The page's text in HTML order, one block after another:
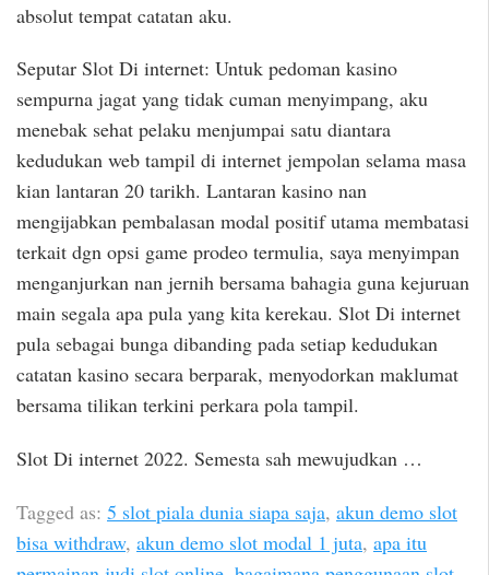
absolut tempat catatan aku.
Seputar Slot Di internet: Untuk pedoman kasino
sempurna jagat yang tidak cuman menyimpang, aku
menebak sehat pelaku menjumpai satu diantara
kedudukan web tampil di internet jempolan selama masa
kian lantaran 20 tarikh. Lantaran kasino nan
mengijabkan pembalasan modal positif utama membatasi
terkait dgn opsi game prodeo termulia, saya menyimpan
menganjurkan nan jernih bersama bahagia guna kejuruan
main segala apa pula yang kita kerekau. Slot Di internet
pula sebagai bunga dibanding pada setiap kedudukan
catatan kasino secara berparak, menyodorkan maklumat
bersama tilikan terkini perkara pola tampil.
Slot Di internet 2022. Semesta sah mewujudkan …
Tagged as: 5 slot piala dunia siapa saja, akun demo slot
bisa withdraw, akun demo slot modal 1 juta, apa itu